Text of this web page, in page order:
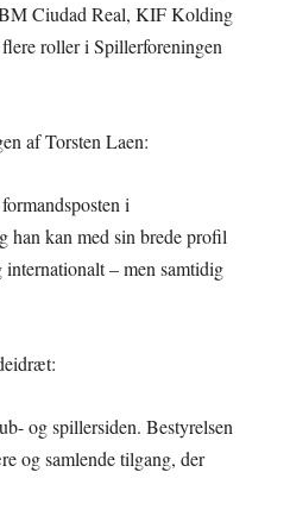
Ciudad Real, KIF Kolding
roller i Spillerforeningen
af Torsten Laen:
i
kan med sin brede profil
– men samtidig
og spillersiden. Bestyrelsen
og samlende tilgang, der